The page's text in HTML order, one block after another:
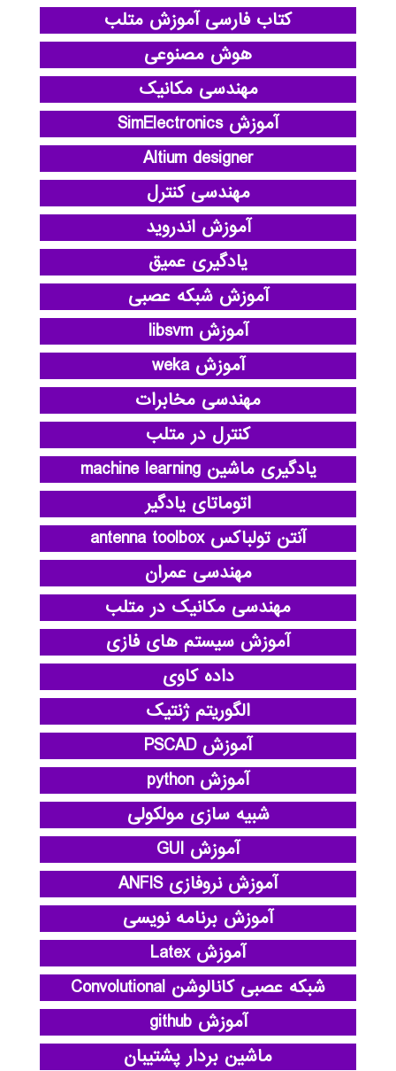
کتاب فارسی آموزش متلب
هوش مصنوعی
مهندسی مکانیک
آموزش SimElectronics
Altium designer
مهندسی کنترل
آموزش اندروید
یادگیری عمیق
آموزش شبکه عصبی
آموزش libsvm
آموزش weka
مهندسی مخابرات
کنترل در متلب
یادگیری ماشین machine learning
اتوماتای یادگیر
آنتن تولباکس antenna toolbox
مهندسی عمران
مهندسی مکانیک در متلب
آموزش سیستم های فازی
داده کاوی
الگوریتم ژنتیک
آموزش PSCAD
آموزش python
شبیه سازی مولکولی
آموزش GUI
آموزش نروفازی ANFIS
آموزش برنامه نویسی
آموزش Latex
شبکه عصبی کانالوشن Convolutional
آموزش github
ماشین بردار پشتیبان